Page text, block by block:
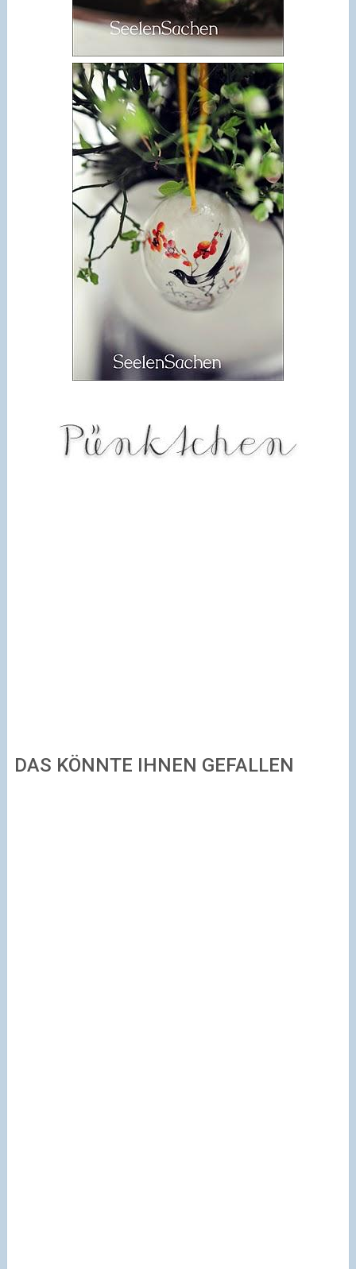
DAS KÖNNTE IHNEN GEFALLEN